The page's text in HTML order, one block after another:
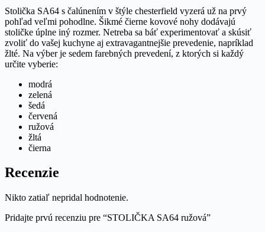
Stolička SA64 s čalúnením v štýle chesterfield vyzerá už na prvý
pohľad veľmi pohodlne. Šikmé čierne kovové nohy dodávajú
stoličke úplne iný rozmer. Netreba sa báť experimentovať a skúsiť
zvoliť do vašej kuchyne aj extravagantnejšie prevedenie, napríklad
žlté. Na výber je sedem farebných prevedení, z ktorých si každý
určite vyberie:
modrá
zelená
šedá
červená
ružová
žltá
čierna
Recenzie
Nikto zatiaľ nepridal hodnotenie.
Pridajte prvú recenziu pre “STOLIČKA SA64 ružová”